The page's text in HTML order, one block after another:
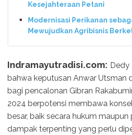
Kesejahteraan Petani
Modernisasi Perikanan
Mewujudkan Agribisnis
Indramayutradisi.com: Dedy
bahwa keputusan Anwar Utsman
bagi pencalonan Gibran
2024 berpotensi membawa
besar, baik secara hukum
dampak terpenting yang perlu